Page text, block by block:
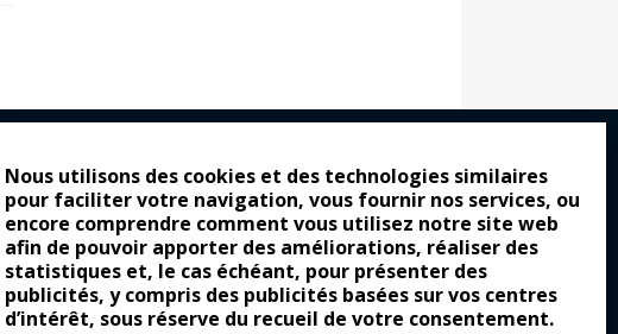
Nous utilisons des cookies et des technologies similaires
pour faciliter votre navigation, vous fournir nos services, ou
encore comprendre comment vous utilisez notre site web
afin de pouvoir apporter des améliorations, réaliser des
statistiques et, le cas échéant, pour présenter des
publicités, y compris des publicités basées sur vos centres
d’intérêt, sous réserve du recueil de votre consentement.
Dacia Sandero : pour les gens vrais
la révolution a commencé
attraction de la légèreté
: naturellement envoûtante ?